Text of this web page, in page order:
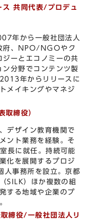
ス 共同代表/プロデュ
年から一般社団法人
、NPO/NGOやク
ジーとエコノミーの共
分野でコンテンツ製
年からリリースに
メイキングやマネジ
取締役）
デザイン教育機関で
ント業務を経験。そ
長に就任。持続可能
化を展開するプロジ
人事務所を設立。京都
SILK）ほか複数の組
する地域や企業のプ
締役/一般社団法人リ